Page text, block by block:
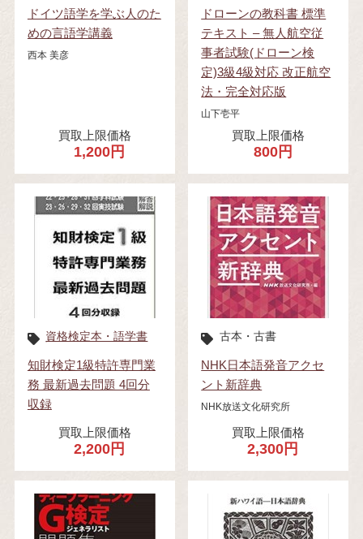
ドイツ語学を学ぶ人のた
めの言語学講義
西本 美彦
買取上限価格
1,200円
ドローンの教科書 標準
テキスト – 無人航空従
事者試験(ドローン検
定)3級4級対応 改正航空
法・完全対応版
山下壱平
買取上限価格
800円
資格検定本・語学書
知財検定1級特許専門業
務 最新過去問題 4回分
収録
買取上限価格
2,200円
古本・古書
NHK日本語発音アクセ
ント新辞典
NHK放送文化研究所
買取上限価格
2,300円